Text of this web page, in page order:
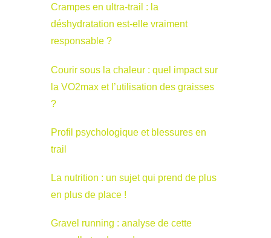
Crampes en ultra-trail : la
déshydratation est-elle vraiment
responsable ?
Courir sous la chaleur : quel impact sur
la VO2max et l’utilisation des graisses
?
Profil psychologique et blessures en
trail
La nutrition : un sujet qui prend de plus
en plus de place !
Gravel running : analyse de cette